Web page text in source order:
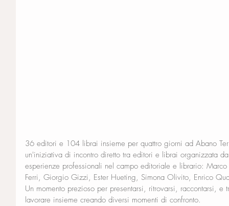
36 editori e 104 librai insieme per quattro giorni ad Abano
un'iniziativa di incontro diretto tra editori e librai organizzata
esperienze professionali nel campo editoriale e librario:
Ferri, Giorgio Gizzi, Ester Hueting, Simona Olivito, Enrico
Un momento prezioso per presentarsi, ritrovarsi, raccontarsi,
lavorare insieme creando diversi momenti di confronto.